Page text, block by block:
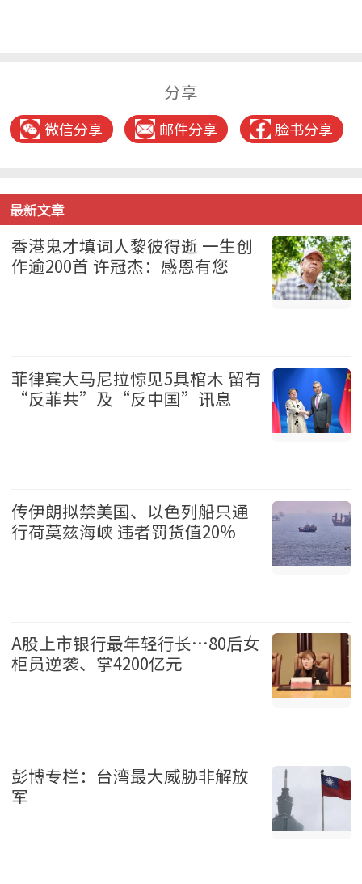
分享
微信分享 邮件分享 脸书分享
最新文章
香港鬼才填词人黎彼得逝 一生创
作逾200首 许冠杰：感恩有您
菲律宾大马尼拉惊见5具棺木 留有
“反菲共”及“反中国”讯息
传伊朗拟禁美国、以色列船只通
行荷莫兹海峡 违者罚货值20%
A股上市银行最年轻行长…80后女
柜员逆袭、掌4200亿元
彭博专栏：台湾最大威胁非解放
军